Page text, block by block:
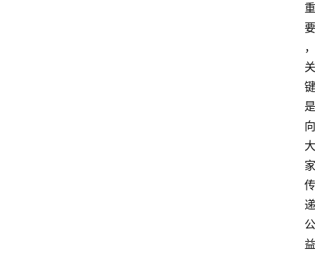
重
要
，
关
键
是
向
大
家
传
递
公
益